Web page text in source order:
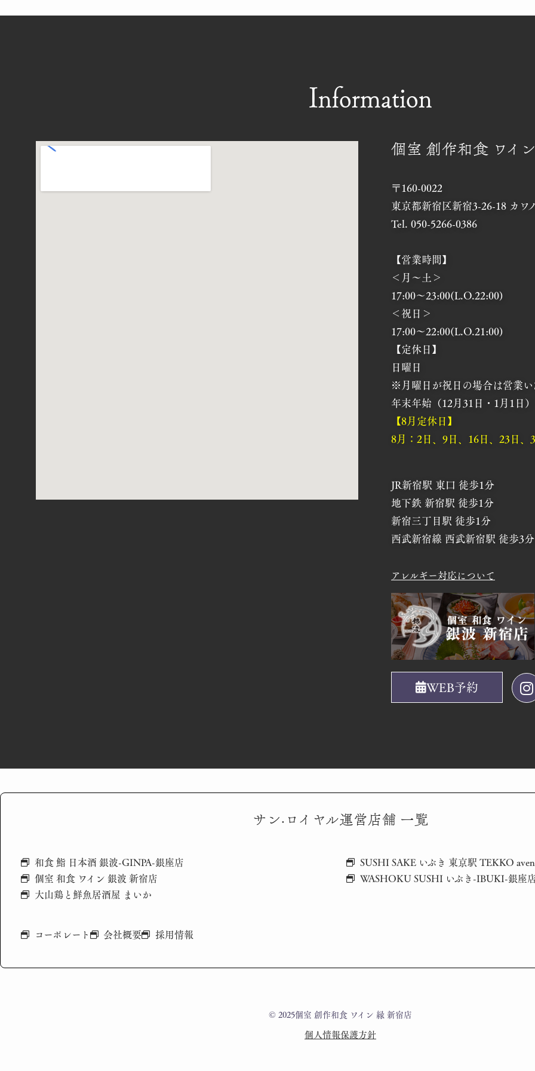
Information
個室 創作和食 ワイ
〒160-0022
東京都新宿区新宿3-26-18 カワ
Tel. 050-5266-0386
【営業時間】
＜月～土＞
17:00～23:00(L.O.22:00)
＜祝日＞
17:00～22:00(L.O.21:00)
【定休日】
日曜日
※月曜日が祝日の場合は営業い
年末年始（12月31日・1月1日）
【8月定休日】
8月：2日、9日、16日、23日、
JR新宿駅 東口 徒歩1分
地下鉄 新宿駅 徒歩1分
新宿三丁目駅 徒歩1分
西武新宿線 西武新宿駅 徒歩3分
アレルギー対応について
WEB予約
サン·ロイヤル運営店舗 一覧
和食 鮨 日本酒 銀波-GINPA-銀座店
個室 和食 ワイン 銀波 新宿店
大山鶏と鮮魚居酒屋 まいか
SUSHI SAKE いぶき 東京駅 TEKKO
WASHOKU SUSHI いぶき-IBUKI-銀座
コーポレート 会社概要 採用情報
© 2025個室 創作和食 ワイン 縁 新宿店
個人情報保護方針